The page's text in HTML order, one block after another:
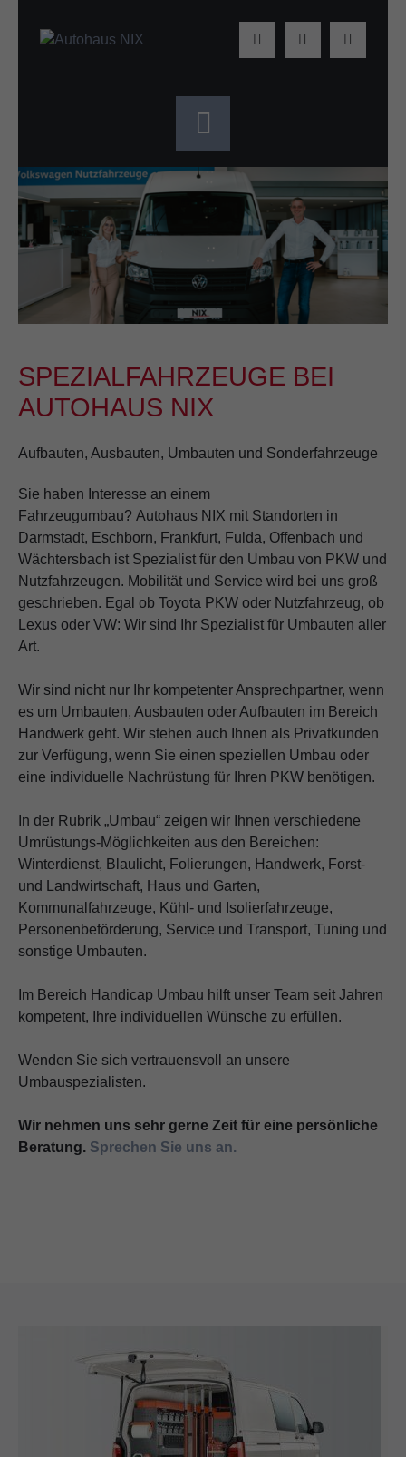
SPEZIALFAHRZEUGE BEI
AUTOHAUS NIX
Aufbauten, Ausbauten, Umbauten und Sonderfahrzeuge
Sie haben Interesse an einem
Fahrzeugumbau? Autohaus NIX mit Standorten in
Darmstadt, Eschborn, Frankfurt, Fulda, Offenbach und
Wächtersbach ist Spezialist für den Umbau von PKW und
Nutzfahrzeugen. Mobilität und Service wird bei uns groß
geschrieben. Egal ob Toyota PKW oder Nutzfahrzeug, ob
Lexus oder VW: Wir sind Ihr Spezialist für Umbauten aller
Art.
Wir sind nicht nur Ihr kompetenter Ansprechpartner, wenn
es um Umbauten, Ausbauten oder Aufbauten im Bereich
Handwerk geht. Wir stehen auch Ihnen als Privatkunden
zur Verfügung, wenn Sie einen speziellen Umbau oder
eine individuelle Nachrüstung für Ihren PKW benötigen.
In der Rubrik „Umbau“ zeigen wir Ihnen verschiedene
Umrüstungs-Möglichkeiten aus den Bereichen:
Winterdienst, Blaulicht, Folierungen, Handwerk, Forst-
und Landwirtschaft, Haus und Garten,
Kommunalfahrzeuge, Kühl- und Isolierfahrzeuge,
Personenbeförderung, Service und Transport, Tuning und
sonstige Umbauten.
Im Bereich Handicap Umbau hilft unser Team seit Jahren
kompetent, Ihre individuellen Wünsche zu erfüllen.
Wenden Sie sich vertrauensvoll an unsere
Umbauspezialisten.
Wir nehmen uns sehr gerne Zeit für eine persönliche
Beratung. Sprechen Sie uns an.